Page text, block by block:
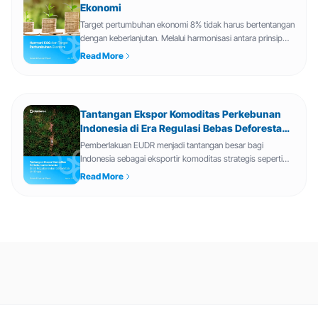
Ekonomi
Target pertumbuhan ekonomi 8% tidak harus bertentangan
dengan keberlanjutan. Melalui harmonisasi antara prinsip
ESG dan agenda pertumbuhan tinggi, Indonesia memiliki
Read More
Tantangan Ekspor Komoditas Perkebunan
Indonesia di Era Regulasi Bebas Deforestasi
Uni Eropa
Pemberlakuan EUDR menjadi tantangan besar bagi
Indonesia sebagai eksportir komoditas strategis seperti
sawit, kayu, karet, kopi, dan kakao. Regulasi ini mewajibkan
Read More